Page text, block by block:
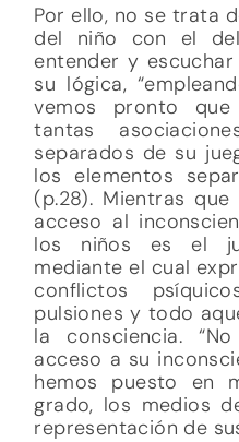
Por ello, no se trata
del niño con el
entender y
su lógica,
vemos pronto
tantas
separados de su
los elementos
(p.28). Mientras
acceso al
los niños es el
mediante el cual
conflictos
pulsiones y todo
la consciencia.
acceso a su
hemos puesto en
grado, los medios
representación de